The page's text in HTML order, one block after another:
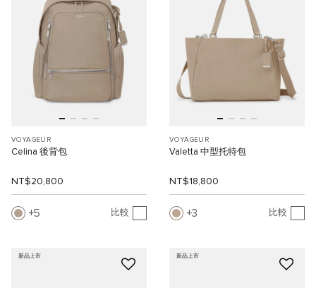
VOYAGEUR
Celina 後背包
NT$20,800
5 比較
VOYAGEUR
Valetta 中型托特包
NT$18,800
3 比較
新品上市 新品上市